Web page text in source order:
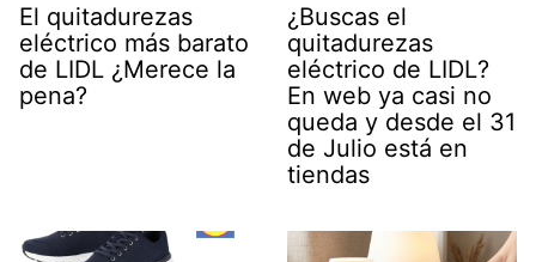
El quitadurezas
eléctrico más barato
de LIDL ¿Merece la
pena?
¿Buscas el
quitadurezas
eléctrico de LIDL?
En web ya casi no
queda y desde el 31
de Julio está en
tiendas